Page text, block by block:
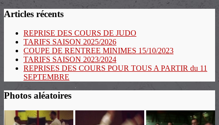
Articles récents
REPRISE DES COURS DE JUDO
TARIFS SAISON 2025/2026
COUPE DE RENTREE MINIMES 15/10/2023
TARIFS SAISON 2023/2024
REPRISES DES COURS POUR TOUS A PARTIR du 11
SEPTEMBRE
Photos aléatoires